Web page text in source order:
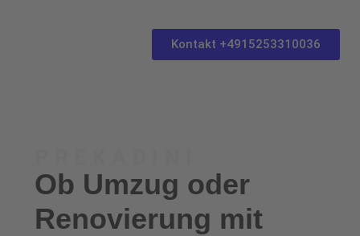
Kontakt +4915253310036
Ob Umzug oder
Renovierung mit